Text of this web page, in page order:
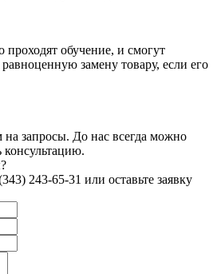
обучение, и смогут
замену товару, если его
на запросы. До нас всегда можно
консультацию.
243-65-31 или оставьте заявку